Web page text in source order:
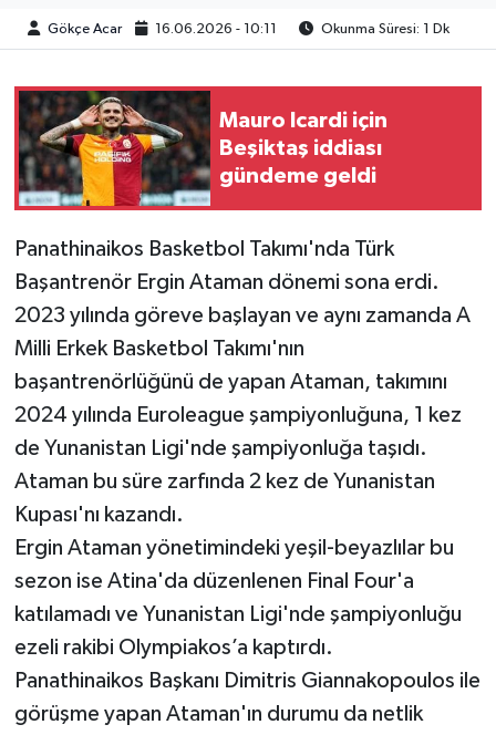
Gökçe Acar 16.06.2026 - 10:11 Okunma Süresi: 1 Dk
Mauro Icardi için
Beşiktaş iddiası
gündeme geldi
Panathinaikos Basketbol Takımı'nda Türk
Başantrenör Ergin Ataman dönemi sona erdi.
2023 yılında göreve başlayan ve aynı zamanda A
Milli Erkek Basketbol Takımı'nın
başantrenörlüğünü de yapan Ataman, takımını
2024 yılında Euroleague şampiyonluğuna, 1 kez
de Yunanistan Ligi'nde şampiyonluğa taşıdı.
Ataman bu süre zarfında 2 kez de Yunanistan
Kupası'nı kazandı.
Ergin Ataman yönetimindeki yeşil-beyazlılar bu
sezon ise Atina'da düzenlenen Final Four'a
katılamadı ve Yunanistan Ligi'nde şampiyonluğu
ezeli rakibi Olympiakos’a kaptırdı.
Panathinaikos Başkanı Dimitris Giannakopoulos ile
görüşme yapan Ataman'ın durumu da netlik